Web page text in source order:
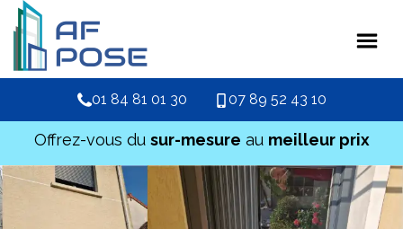
01 84 81 01 30 07 89 52 43 10
Offrez-vous du sur-mesure au meilleur prix